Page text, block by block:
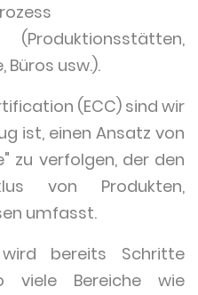
usw.).
(ECC) sind wir
ist, einen Ansatz von
zu verfolgen, der den
von Produkten,
umfasst.
bereits Schritte
viele Bereiche wie